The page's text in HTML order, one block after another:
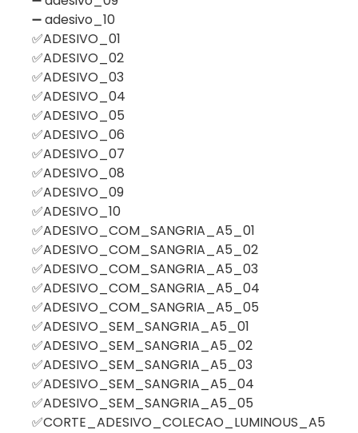
➖ adesivo_10
✅ADESIVO_01
✅ADESIVO_02
✅ADESIVO_03
✅ADESIVO_04
✅ADESIVO_05
✅ADESIVO_06
✅ADESIVO_07
✅ADESIVO_08
✅ADESIVO_09
✅ADESIVO_10
✅ADESIVO_COM_SANGRIA_A5_01
✅ADESIVO_COM_SANGRIA_A5_02
✅ADESIVO_COM_SANGRIA_A5_03
✅ADESIVO_COM_SANGRIA_A5_04
✅ADESIVO_COM_SANGRIA_A5_05
✅ADESIVO_SEM_SANGRIA_A5_01
✅ADESIVO_SEM_SANGRIA_A5_02
✅ADESIVO_SEM_SANGRIA_A5_03
✅ADESIVO_SEM_SANGRIA_A5_04
✅ADESIVO_SEM_SANGRIA_A5_05
✅CORTE_ADESIVO_COLECAO_LUMINOUS_A5